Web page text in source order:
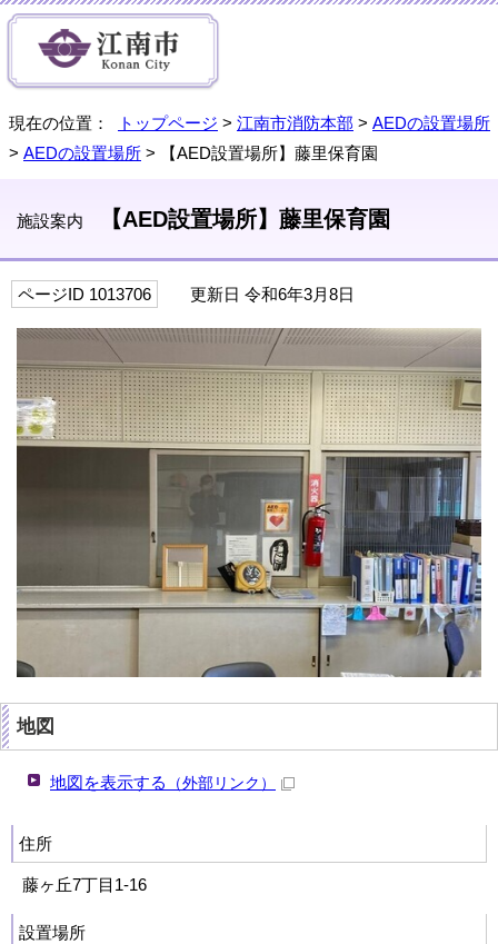
現在の位置： トップページ > 江南市消防本部 > AEDの設置場所
> AEDの設置場所 > 【AED設置場所】藤里保育園
施設案内 【AED設置場所】藤里保育園
ページID 1013706 更新日 令和6年3月8日
地図
地図を表示する （外部リンク）
住所
藤ヶ丘7丁目1‐16
設置場所